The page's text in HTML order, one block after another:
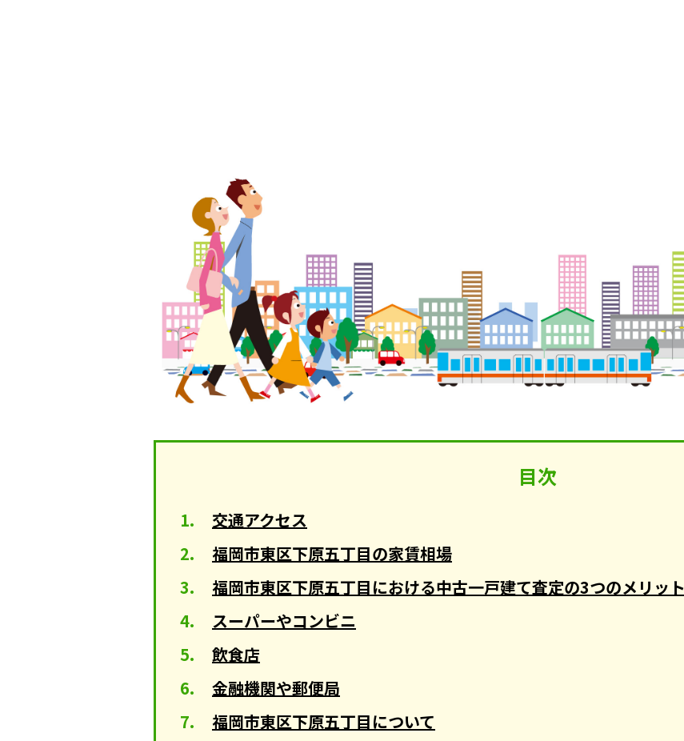
目次
交通アクセス
福岡市東区下原五丁目の家賃相場
福岡市東区下原五丁目における中古一戸建て査定の3つのメリット
スーパーやコンビニ
飲食店
金融機関や郵便局
福岡市東区下原五丁目について